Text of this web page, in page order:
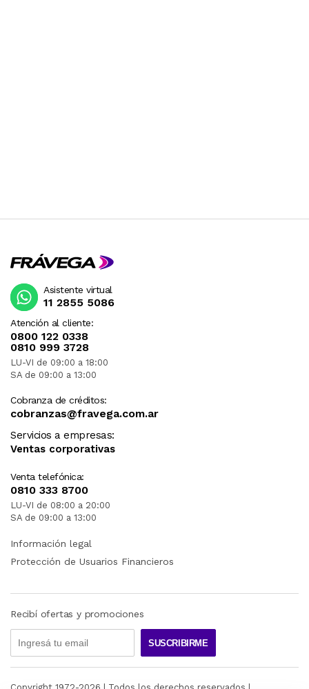
Atención al cliente:
0800 122 0338
0810 999 3728
LU-VI de 09:00 a 18:00
SA de 09:00 a 13:00
Cobranza de créditos:
cobranzas@fravega.com.ar
Servicios a empresas:
Ventas corporativas
Venta telefónica:
0810 333 8700
LU-VI de 08:00 a 20:00
SA de 09:00 a 13:00
Asistente virtual
11 2855 5086
Información legal
Protección de Usuarios Financieros
Recibí ofertas y promociones
SUSCRIBIRME